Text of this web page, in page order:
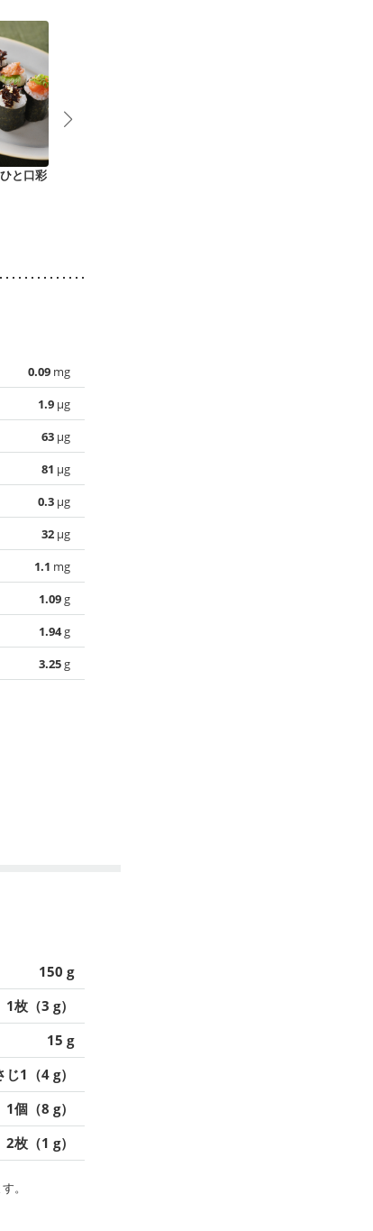
と口彩
0.09 mg
1.9 µg
63 µg
81 µg
0.3 µg
32 µg
1.1 mg
1.09g
1.94g
3.25g
150 g
1枚（3 g）
15 g
じ1（4 g）
1個（8 g）
2枚（1 g）
。